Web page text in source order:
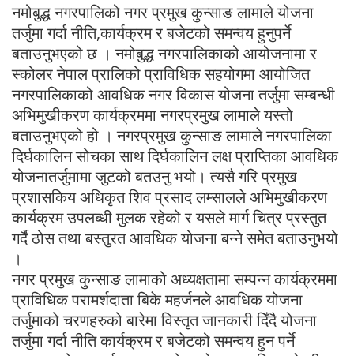
नमोबुद्ध नगरपालिको नगर प्रमुख कुन्साङ लामाले योजना
तर्जुमा गर्दा नीति,कार्यक्रम र बजेटको समन्वय हुनुपर्ने
बताउनुभएको छ । नमोबुद्ध नगरपालिकाको आयोजनामा र
स्कोलर नेपाल प्रालिको प्राविधिक सहयोगमा आयोजित
नगरपालिकाको आवधिक नगर विकास योजना तर्जुमा सम्बन्धी
अभिमुखीकरण कार्यक्रममा नगरप्रमुख लामाले यस्तो
बताउनुभएको हो । नगरप्रमुख कुन्साङ लामाले नगरपालिका
दिर्घकालिन सोचका साथ दिर्घकालिन लक्ष प्राप्तिका आवधिक
योजनातर्जुमामा जुटको बतउनु भयो। त्यसै गरि प्रमुख
प्रशासकिय अधिकृत शिव प्रसाद लम्सालले अभिमुखीकरण
कार्यक्रम उपलब्धी मुलक रहेको र यसले मार्ग चित्र प्रस्तुत
गर्दै ठोस तथा बस्तुरत आवधिक योजना बन्ने समेत बताउनुभयो
।
नगर प्रमुख कुन्साङ लामाको अध्यक्षतामा सम्पन्न कार्यक्रममा
प्राविधिक परामर्शदाता बिके महर्जनले आवधिक योजना
तर्जुमाको चरणहरुको बारेमा विस्तृत जानकारी दिँदै योजना
तर्जुमा गर्दा नीति कार्यक्रम र बजेटको समन्वय हुन पर्ने